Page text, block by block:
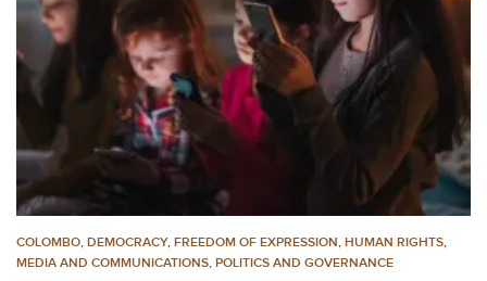
COLOMBO, DEMOCRACY, FREEDOM OF EXPRESSION, HUMAN RIGHTS,
MEDIA AND COMMUNICATIONS, POLITICS AND GOVERNANCE